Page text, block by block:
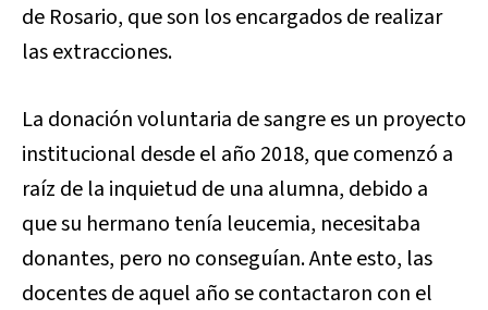
de Rosario, que son los encargados de realizar
las extracciones.
La donación voluntaria de sangre es un proyecto
institucional desde el año 2018, que comenzó a
raíz de la inquietud de una alumna, debido a
que su hermano tenía leucemia, necesitaba
donantes, pero no conseguían. Ante esto, las
docentes de aquel año se contactaron con el